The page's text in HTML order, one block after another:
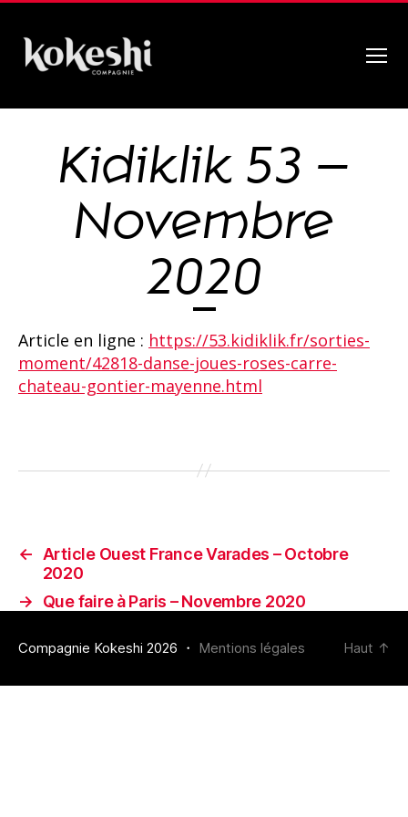
Kokeshi
Kidiklik 53 –
Novembre
2020
Article en ligne : https://53.kidiklik.fr/sorties-
moment/42818-danse-joues-roses-carre-
chateau-gontier-mayenne.html
← Article Ouest France Varades – Octobre
2020
→
Que faire à Paris – Novembre 2020
Compagnie Kokeshi 2026 ・ Mentions légales Haut ↑